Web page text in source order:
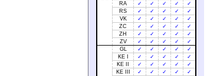
RA
✓ ✓ ✓ ✓
✓
RS
✓ ✓ ✓ ✓
✓
VK
✓ ✓ ✓ ✓
✓
ZC
✓ ✓ ✓ ✓
✓
ZH
✓ ✓ ✓ ✓
✓
ZV
✓ ✓ ✓ ✓ ✓
GL ✓ ✓ ✓ ✓
✓
KE I
✓ ✓ ✓ ✓
✓
KE II
✓ ✓ ✓ ✓
✓
KE III
✓ ✓ ✓ ✓
✓